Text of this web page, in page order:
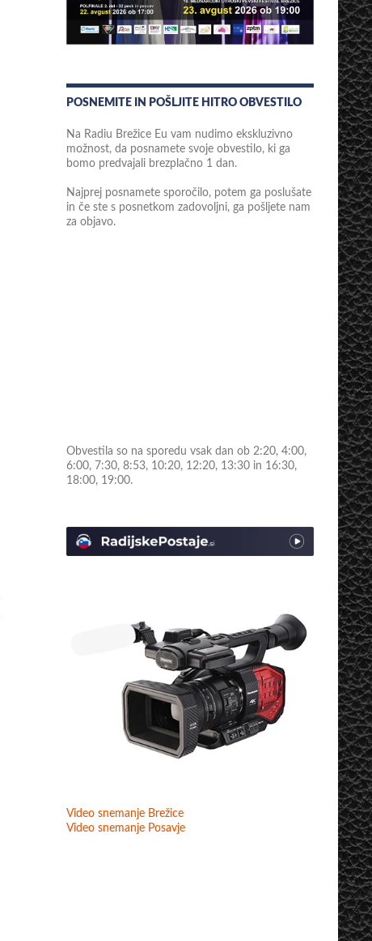
POSNEMITE IN POŠLJITE HITRO OBVESTILO
Na Radiu Brežice Eu vam nudimo ekskluzivno
možnost, da posnamete svoje obvestilo, ki ga
bomo predvajali brezplačno 1 dan.
Najprej posnamete sporočilo, potem ga poslušate
in če ste s posnetkom zadovoljni, ga pošljete nam
za objavo.
Obvestila so na sporedu vsak dan ob 2:20, 4:00,
6:00, 7:30, 8:53, 10:20, 12:20, 13:30 in 16:30,
18:00, 19:00.
Video snemanje Brežice
Video snemanje Posavje